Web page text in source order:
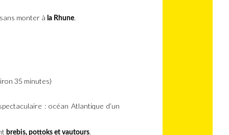
monter à la Rhune.
35 minutes)
: océan Atlantique d’un
brebis, pottoks et vautours.